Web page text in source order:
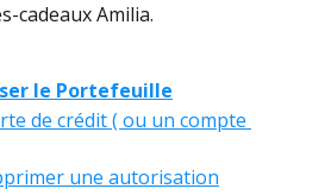
cadeaux Amilia.
le Portefeuille
de crédit ( ou un compte
une autorisation